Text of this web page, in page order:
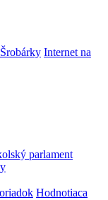
Internet na
parlament
Hodnotiaca